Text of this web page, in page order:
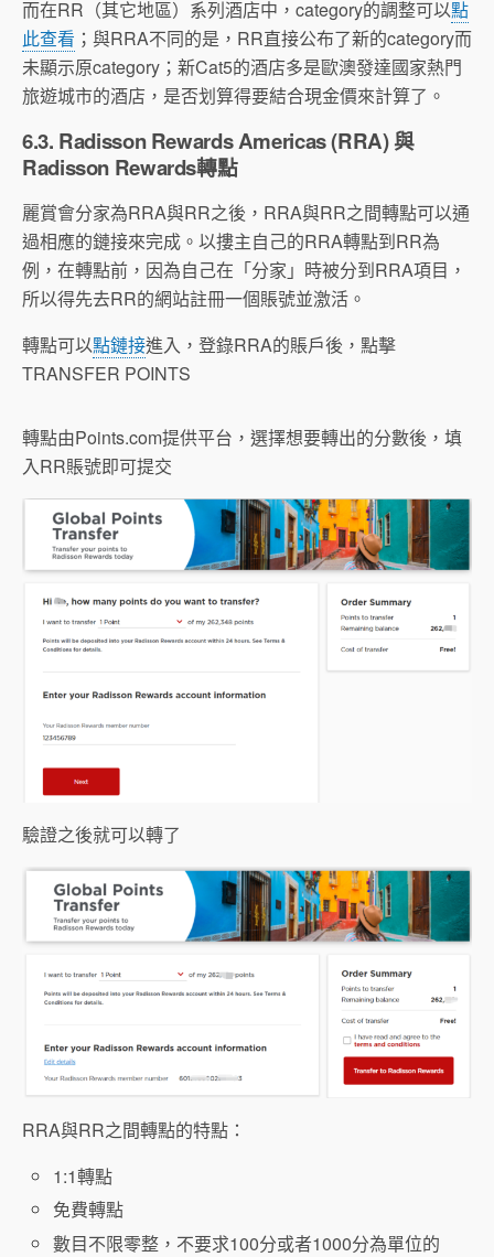
而在RR（其它地區）系列酒店中，category的調整可以點
此查看 ；與RRA不同的是，RR直接公布了新的category而
未顯示原category；新Cat5的酒店多是歐澳發達國家熱門
旅遊城市的酒店，是否划算得要結合現金價來計算了。
6.3. Radisson Rewards Americas (RRA) 與
Radisson Rewards轉點
麗賞會分家為RRA與RR之後，RRA與RR之間轉點可以通
過相應的鏈接來完成。以摟主自己的RRA轉點到RR為
例，在轉點前，因為自己在「分家」時被分到RRA項目，
所以得先去RR的網站註冊一個賬號並激活。
轉點可以點鏈接進入，登錄RRA的賬戶後，點擊
TRANSFER POINTS
轉點由Points.com提供平台，選擇想要轉出的分數後，填
入RR賬號即可提交
驗證之後就可以轉了
RRA與RR之間轉點的特點：
1:1轉點
免費轉點
數目不限零整，不要求100分或者1000分為單位的